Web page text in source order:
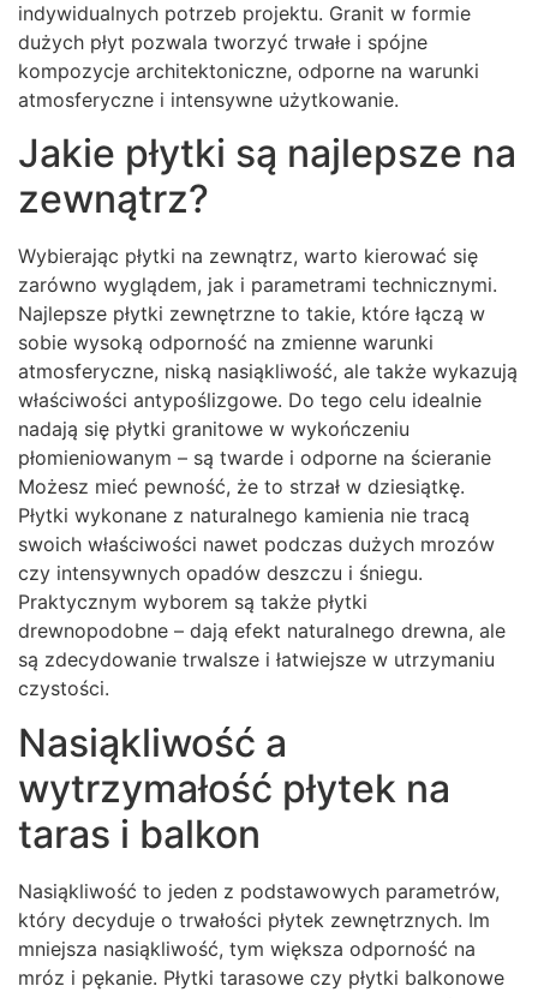
indywidualnych potrzeb projektu. Granit w formie
dużych płyt pozwala tworzyć trwałe i spójne
kompozycje architektoniczne, odporne na warunki
atmosferyczne i intensywne użytkowanie.
Jakie płytki są najlepsze na
zewnątrz?
Wybierając płytki na zewnątrz, warto kierować się
zarówno wyglądem, jak i parametrami technicznymi.
Najlepsze płytki zewnętrzne to takie, które łączą w
sobie wysoką odporność na zmienne warunki
atmosferyczne, niską nasiąkliwość, ale także wykazują
właściwości antypoślizgowe. Do tego celu idealnie
nadają się płytki granitowe w wykończeniu
płomieniowanym – są twarde i odporne na ścieranie
Możesz mieć pewność, że to strzał w dziesiątkę.
Płytki wykonane z naturalnego kamienia nie tracą
swoich właściwości nawet podczas dużych mrozów
czy intensywnych opadów deszczu i śniegu.
Praktycznym wyborem są także płytki
drewnopodobne – dają efekt naturalnego drewna, ale
są zdecydowanie trwalsze i łatwiejsze w utrzymaniu
czystości.
Nasiąkliwość a
wytrzymałość płytek na
taras i balkon
Nasiąkliwość to jeden z podstawowych parametrów,
który decyduje o trwałości płytek zewnętrznych. Im
mniejsza nasiąkliwość, tym większa odporność na
mróz i pękanie. Płytki tarasowe czy płytki balkonowe